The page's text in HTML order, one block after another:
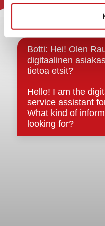
Kuntainfo
Strategiat, ohjelmat,
sopimukset
Asiakirjajulkisuuskuvaus
Evästeet
Saavutettavuusseloste
Tietosuoja
Tietosuojaselosteet